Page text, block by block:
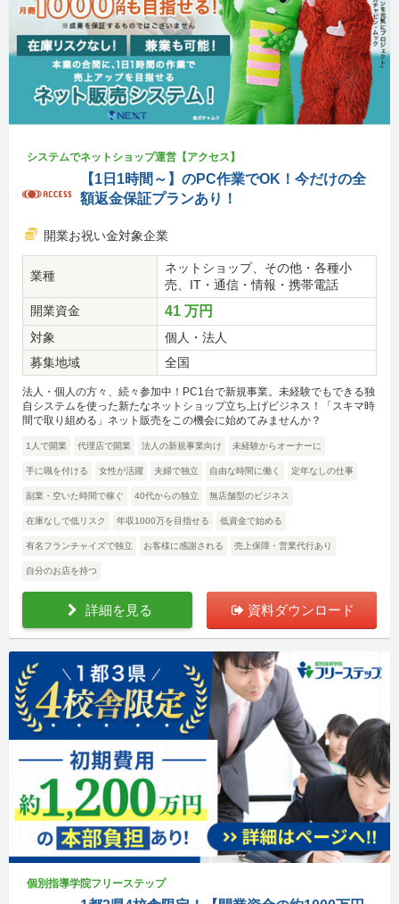
システムでネットショップ運営【アクセス】
【1日1時間～】のPC作業でOK！今だけの全
額返金保証プランあり！
開業お祝い金対象企業
業種
ネットショップ、その他・各種小
売、IT・通信・情報・携帯電話
開業資金
41 万円
対象
個人・法人
募集地域
全国
法人・個人の方々、続々参加中！PC1台で新規事業。未経験でもできる独
自システムを使った新たなネットショップ立ち上げビジネス！「スキマ時
間で取り組める」ネット販売をこの機会に始めてみませんか？
1人で開業 代理店で開業 法人の新規事業向け 未経験からオーナーに
手に職を付ける 女性が活躍 夫婦で独立 自由な時間に働く 定年なしの仕事
副業・空いた時間で稼ぐ 40代からの独立 無店舗型のビジネス
在庫なしで低リスク 年収1000万を目指せる 低資金で始める
有名フランチャイズで独立 お客様に感謝される 売上保障・営業代行あり
自分のお店を持つ
詳細を見る 資料ダウンロード
個別指導学院フリーステップ